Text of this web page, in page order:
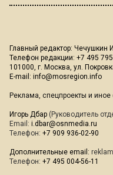
Главный редактор: Чечушкин
Телефон редакции: +7 495
101000, г. Москва, ул.
E-mail: info@mosregion.info
Реклама, спецпроекты и иное
Игорь Дбар (Руководитель
Email: i.dbar@osnmedia.ru
Телефон: +7 909 936-02-90
Дополнительные email:
Телефон: +7 495 004-56-11